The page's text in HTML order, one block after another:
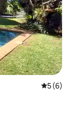
5 (6)